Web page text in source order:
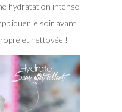
hydratation intense
le soir avant
et nettoyée !